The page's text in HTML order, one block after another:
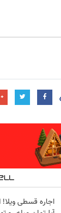
اجاره‌ قسطی ویلا!